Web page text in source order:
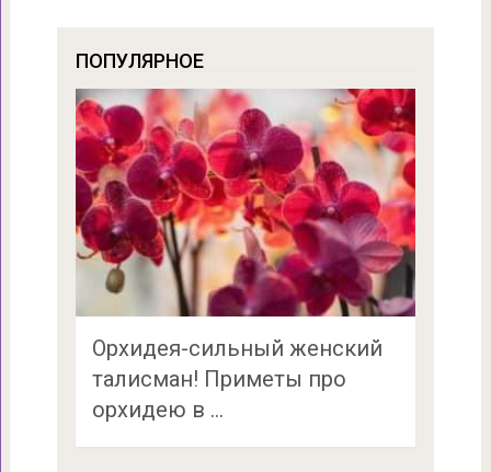
ПОПУЛЯРНОЕ
Орхидея-сильный женский
талисман! Приметы про
орхидею в …